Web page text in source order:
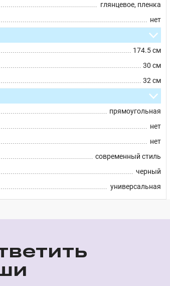
глянцевое, пленка
нет
174.5 см
30 см
32 см
прямоугольная
нет
нет
современный стиль
черный
универсальная